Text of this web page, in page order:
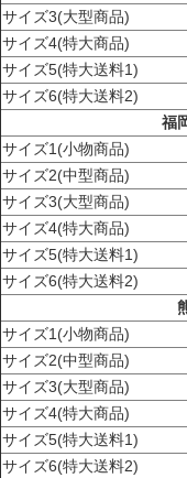
サイズ3(大型商品)
サイズ4(特大商品)
サイズ5(特大送料1)
サイズ6(特大送料2)
福
サイズ1(小物商品)
サイズ2(中型商品)
サイズ3(大型商品)
サイズ4(特大商品)
サイズ5(特大送料1)
サイズ6(特大送料2)
サイズ1(小物商品)
サイズ2(中型商品)
サイズ3(大型商品)
サイズ4(特大商品)
サイズ5(特大送料1)
サイズ6(特大送料2)